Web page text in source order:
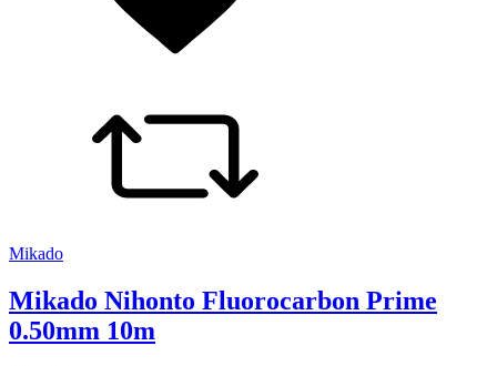
Mikado
Mikado Nihonto Fluorocarbon Prime
0.50mm 10m